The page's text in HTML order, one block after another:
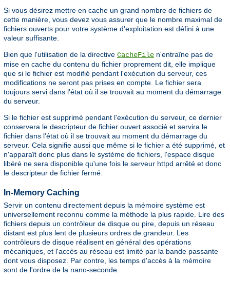
Si vous désirez mettre en cache un grand nombre de fichiers de
cette manière, vous devez vous assurer que le nombre maximal de
fichiers ouverts pour votre système d'exploitation est défini à une
valeur suffisante.
Bien que l'utilisation de la directive CacheFile n'entraîne pas de
mise en cache du contenu du fichier proprement dit, elle implique
que si le fichier est modifié pendant l'exécution du serveur, ces
modifications ne seront pas prises en compte. Le fichier sera
toujours servi dans l'état où il se trouvait au moment du démarrage
du serveur.
Si le fichier est supprimé pendant l'exécution du serveur, ce dernier
conservera le descripteur de fichier ouvert associé et servira le
fichier dans l'état où il se trouvait au moment du démarrage du
serveur. Cela signifie aussi que même si le fichier a été supprimé, et
n'apparaît donc plus dans le système de fichiers, l'espace disque
libéré ne sera disponible qu'une fois le serveur httpd arrêté et donc
le descripteur de fichier fermé.
In-Memory Caching
Servir un contenu directement depuis la mémoire système est
universellement reconnu comme la méthode la plus rapide. Lire des
fichiers depuis un contrôleur de disque ou pire, depuis un réseau
distant est plus lent de plusieurs ordres de grandeur. Les
contrôleurs de disque réalisent en général des opérations
mécaniques, et l'accès au réseau est limité par la bande passante
dont vous disposez. Par contre, les temps d'accès à la mémoire
sont de l'ordre de la nano-seconde.